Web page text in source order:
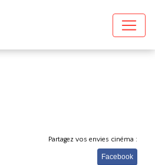
Partagez vos envies cinéma :
Facebook